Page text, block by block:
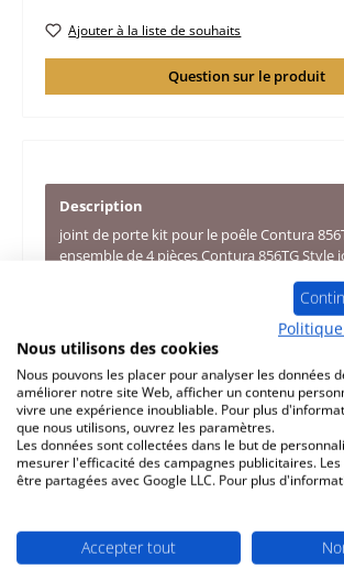
Ajouter à la liste de souhaits
Question sur le produit
Description
joint de porte kit pour le poêle Contura
ensemble de 4 pièces Contura 856TG
Informations sur la sécurité du produit
Nous utilisons des cookies
Nous pouvons les placer pour analyser les données
améliorer notre site Web, afficher un contenu
vivre une expérience inoubliable. Pour plus
que nous utilisons, ouvrez les paramètres.
Les données sont collectées dans le but de
mesurer l'efficacité des campagnes publicitaires.
être partagées avec Google LLC. Pour plus
Accepter tout